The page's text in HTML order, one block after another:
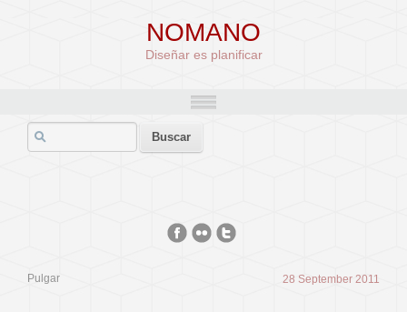
NOMANO
Diseñar es planificar
Pulgar 28 September 2011